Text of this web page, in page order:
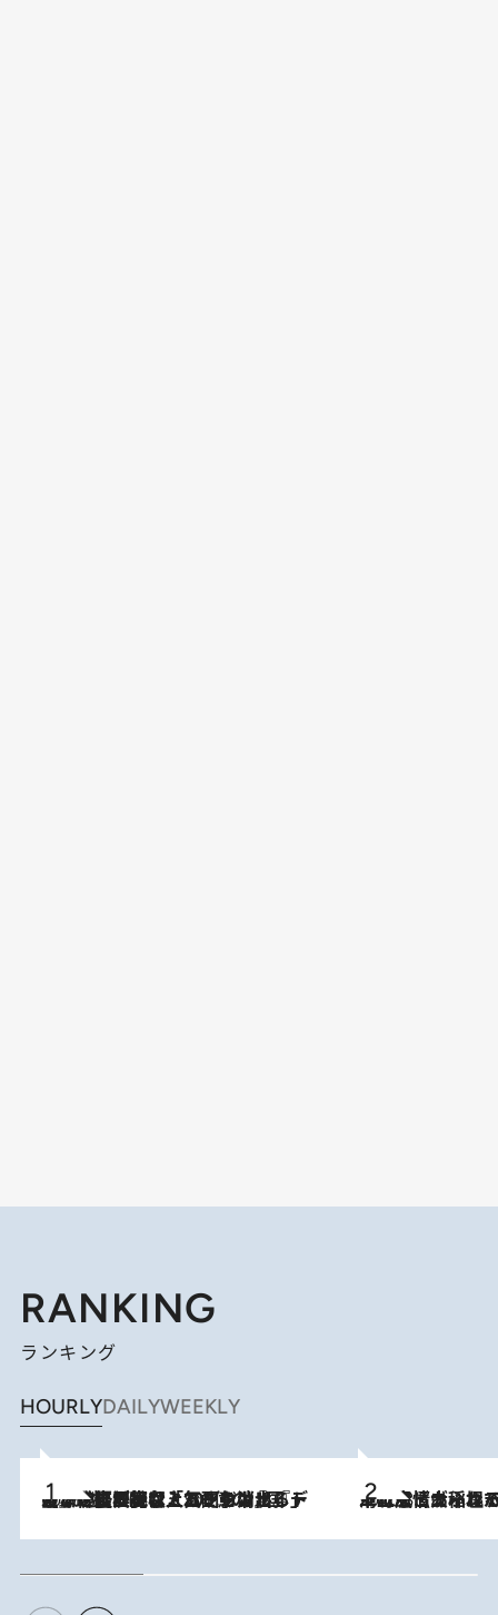
RANKING
ランキング
HOURLYDAILYWEEKLY
2026.8.5
【なぜ吉沢亮は「気配を消せる」のか？】興行収入208億の『国宝』を経て挑むミュージカル『ディア・エヴァン・ハンセン』。トップ俳優が舞台上でさらけ出した“孤独”とは 2026.8.5
下町風情あふれる台北屈指の人気エリア・大稲埕でセンスのいい台湾土産《ヴ